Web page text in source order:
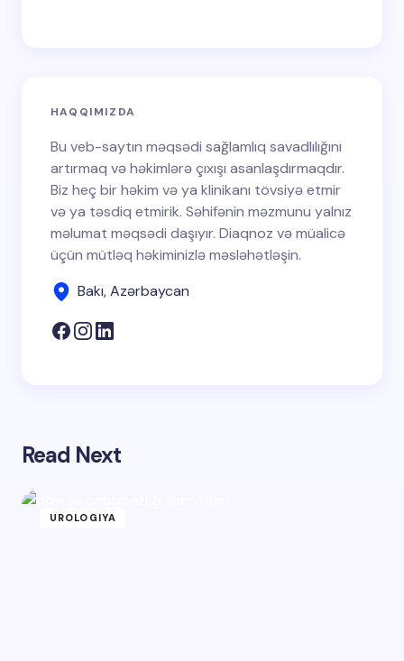
HAQQIMIZDA
Bu veb-saytın məqsədi sağlamlıq savadlılığını
artırmaq və həkimlərə çıxışı asanlaşdırmaqdır.
Biz heç bir həkim və ya klinikanı tövsiyə etmir
və ya təsdiq etmirik. Səhifənin məzmunu yalnız
məlumat məqsədi daşıyır. Diaqnoz və müalicə
üçün mütləq həkiminizlə məsləhətləşin.
Bakı, Azərbaycan
Read Next
UROLOGIYA